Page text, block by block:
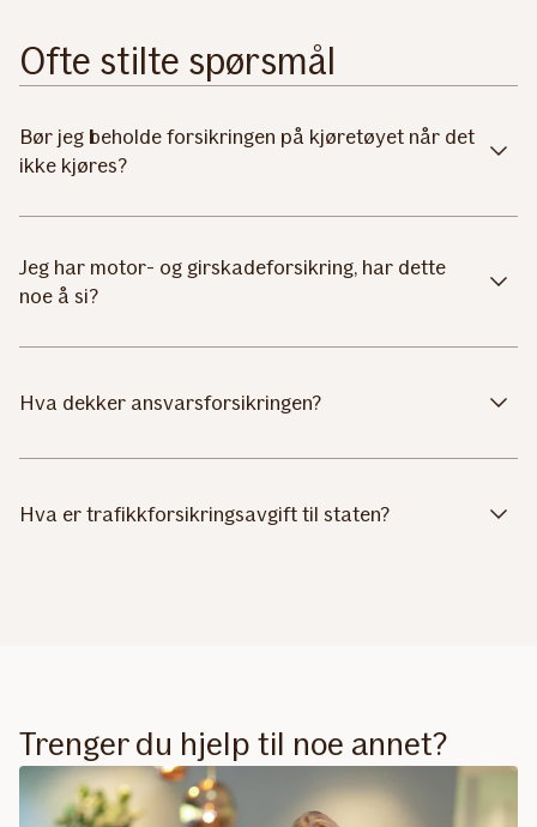
Ofte stilte spørsmål
Bør jeg beholde forsikringen på kjøretøyet når det
ikke kjøres?
Jeg har motor- og girskadeforsikring, har dette
noe å si?
Hva dekker ansvarsforsikringen?
Hva er trafikkforsikringsavgift til staten?
Trenger du hjelp til noe annet?